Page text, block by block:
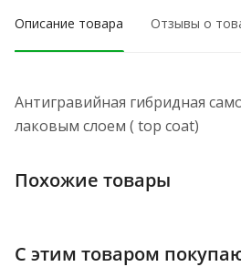
Описание товара Отзывы о
Антигравийная гибридная
лаковым слоем ( top coat)
Похожие товары
С этим товаром